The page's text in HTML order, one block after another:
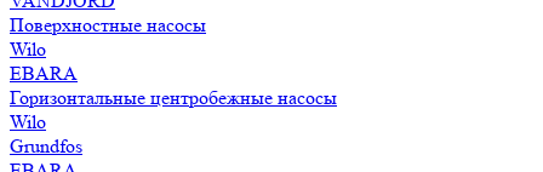
Поверхностные насосы
Wilo
EBARA
Горизонтальные центробежные насосы
Wilo
Grundfos